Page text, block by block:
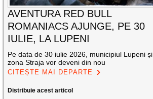
AVENTURA RED BULL
ROMANIACS AJUNGE, PE 30
IULIE, LA LUPENI
Pe data de 30 iulie 2026, municipiul Lupeni și
zona Straja vor deveni din nou
CITEȘTE MAI DEPARTE
Distribuie acest articol